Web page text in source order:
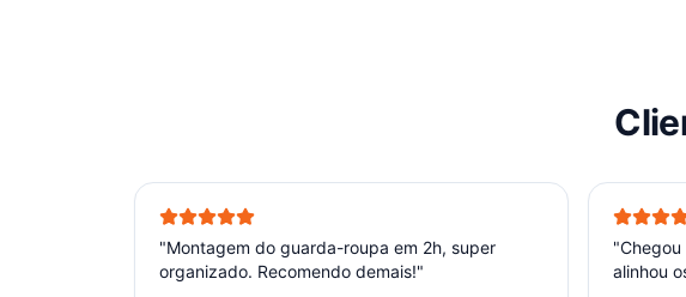
"Montagem do guarda-roupa em 2h, super
organizado. Recomendo demais!"
"Chegou
alinhou